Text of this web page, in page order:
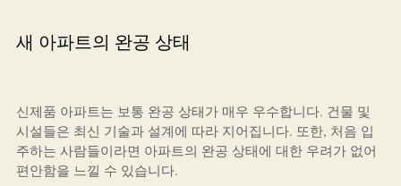
새 아파트의 완공 상태
신제품 아파트는 보통 완공 상태가 매우 우수합니다. 건물 및
시설들은 최신 기술과 설계에 따라 지어집니다. 또한, 처음 입
주하는 사람들이라면 아파트의 완공 상태에 대한 우려가 없어
편안함을 느낄 수 있습니다.